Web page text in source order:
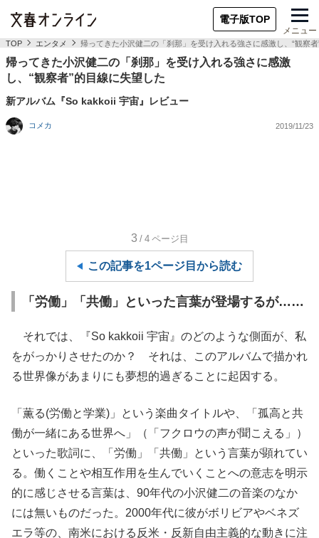
電子版TOP
メニュー
TOP エンタメ 帰ってきた小沢健二の「刹那」を受け入れる強さに感激し、“観察
帰ってきた小沢健二の「刹那」を受け入れる強さに感激
し、“観察者”的目線に失望した
新アルバム『So kakkoii 宇宙』レビュー
コメカ 2019/11/23
3 /4 ページ目
この記事を1ページ目から読む
「労働」「共働」といった言葉が登場するが……
それでは、『So kakkoii 宇宙』のどのような側面が、私
をがっかりさせたのか？ それは、このアルバムで描かれ
る世界像があまりにも夢想的過ぎることに起因する。
「薫る(労働と学業)」という楽曲タイトルや、「孤高と共
働が一緒にある世界へ」（「フクロウの声が聞こえる」）
といった歌詞に、「労働」「共働」という言葉が顕れてい
る。働くことや相互作用を生んでいくことへの意志を明示
的に感じさせる言葉は、90年代の小沢健二の音楽のなか
には無いものだった。2000年代に彼がボリビアやベネズ
エラ等の、南米における反米・反新自由主義的な動きに注